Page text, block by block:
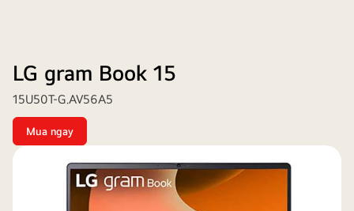
LG gram Book 15
15U50T-G.AV56A5
Mua ngay